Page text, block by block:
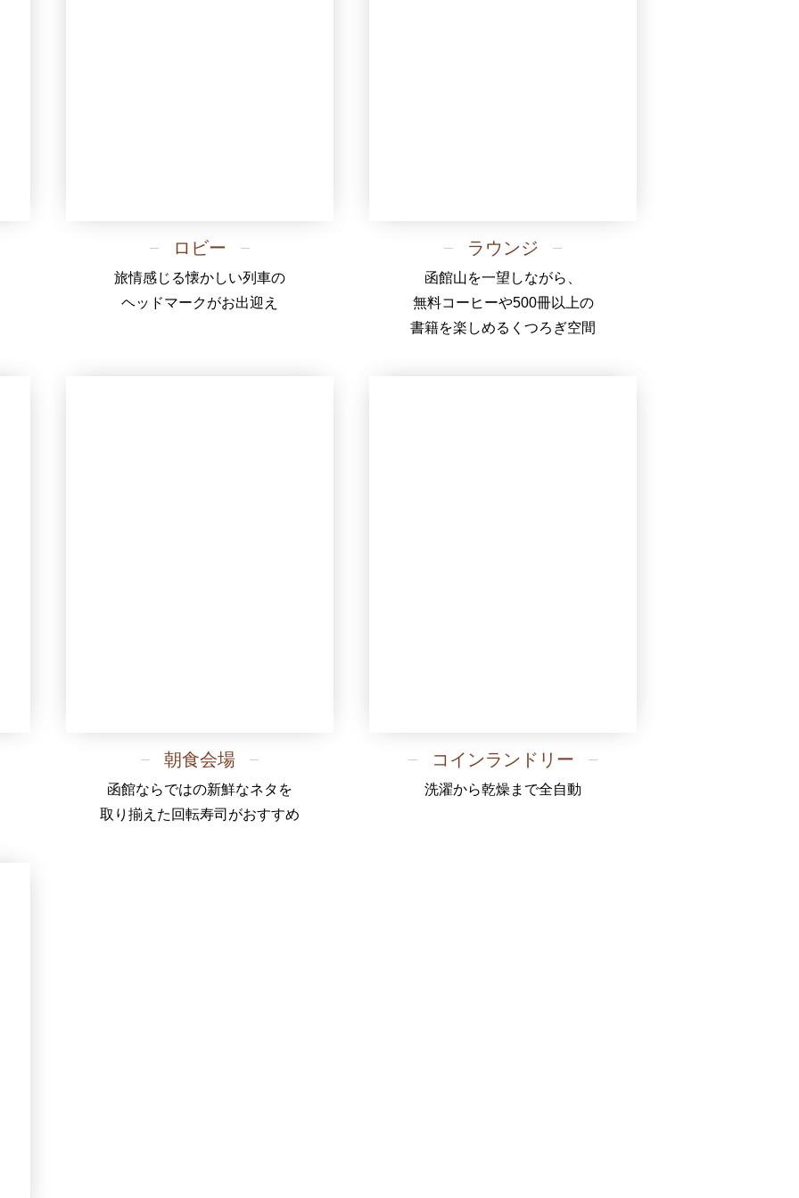
ロビー
旅情感じる懐かしい列車の
ヘッドマークがお出迎え
ラウンジ
函館山を一望しながら、
無料コーヒーや500冊以上の
書籍を楽しめるくつろぎ空間
朝食会場
函館ならではの新鮮なネタを
取り揃えた回転寿司がおすすめ
コインランドリー
洗濯から乾燥まで全自動